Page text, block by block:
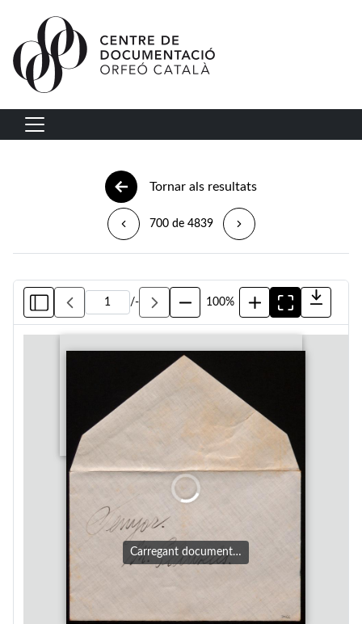
Vés al contingut
Navegació principal
Tornar als resultats
700 de 4839
/- 100%
Carregant document…